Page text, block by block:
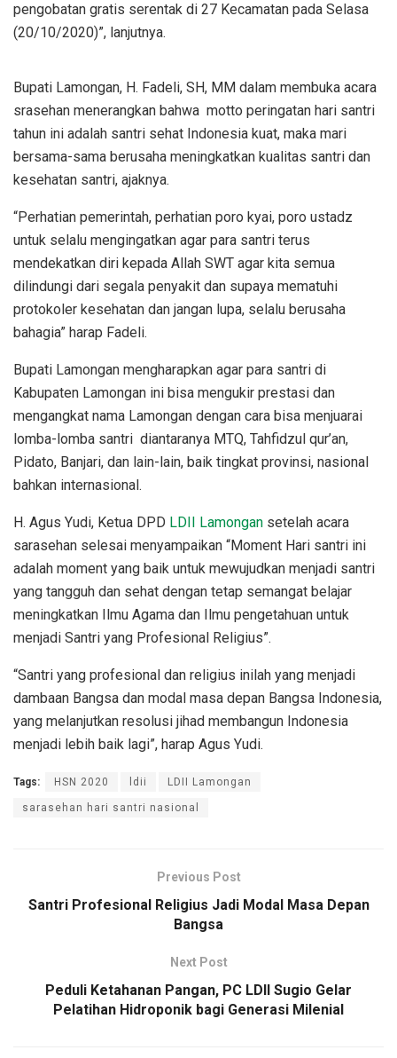
pengobatan gratis serentak di 27 Kecamatan pada Selasa
(20/10/2020)”, lanjutnya.
Bupati Lamongan, H. Fadeli, SH, MM dalam membuka acara
srasehan menerangkan bahwa motto peringatan hari santri
tahun ini adalah santri sehat Indonesia kuat, maka mari
bersama-sama berusaha meningkatkan kualitas santri dan
kesehatan santri, ajaknya.
“Perhatian pemerintah, perhatian poro kyai, poro ustadz
untuk selalu mengingatkan agar para santri terus
mendekatkan diri kepada Allah SWT agar kita semua
dilindungi dari segala penyakit dan supaya mematuhi
protokoler kesehatan dan jangan lupa, selalu berusaha
bahagia” harap Fadeli.
Bupati Lamongan mengharapkan agar para santri di
Kabupaten Lamongan ini bisa mengukir prestasi dan
mengangkat nama Lamongan dengan cara bisa menjuarai
lomba-lomba santri diantaranya MTQ, Tahfidzul qur’an,
Pidato, Banjari, dan lain-lain, baik tingkat provinsi, nasional
bahkan internasional.
H. Agus Yudi, Ketua DPD LDII Lamongan setelah acara
sarasehan selesai menyampaikan “Moment Hari santri ini
adalah moment yang baik untuk mewujudkan menjadi santri
yang tangguh dan sehat dengan tetap semangat belajar
meningkatkan Ilmu Agama dan Ilmu pengetahuan untuk
menjadi Santri yang Profesional Religius”.
“Santri yang profesional dan religius inilah yang menjadi
dambaan Bangsa dan modal masa depan Bangsa Indonesia,
yang melanjutkan resolusi jihad membangun Indonesia
menjadi lebih baik lagi”, harap Agus Yudi.
Tags: HSN 2020 ldii LDII Lamongan
sarasehan hari santri nasional
Previous Post
Santri Profesional Religius Jadi Modal Masa Depan
Bangsa
Next Post
Peduli Ketahanan Pangan, PC LDII Sugio Gelar
Pelatihan Hidroponik bagi Generasi Milenial